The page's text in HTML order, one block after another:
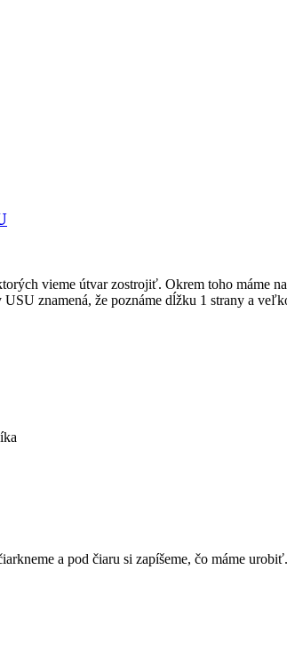
vieme útvar zostrojiť. Okrem toho máme
znamená, že poznáme dĺžku 1 strany a
a pod čiaru si zapíšeme, čo máme urobiť.